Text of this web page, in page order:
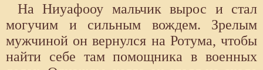
На Ниуафооу мальчик вырос и стал
могучим и сильным вождем. Зрелым
мужчиной он вернулся на Ротума, чтобы
найти себе там помощника в военных